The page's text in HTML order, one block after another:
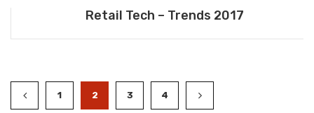
Retail Tech – Trends 2017
1 2 3 4